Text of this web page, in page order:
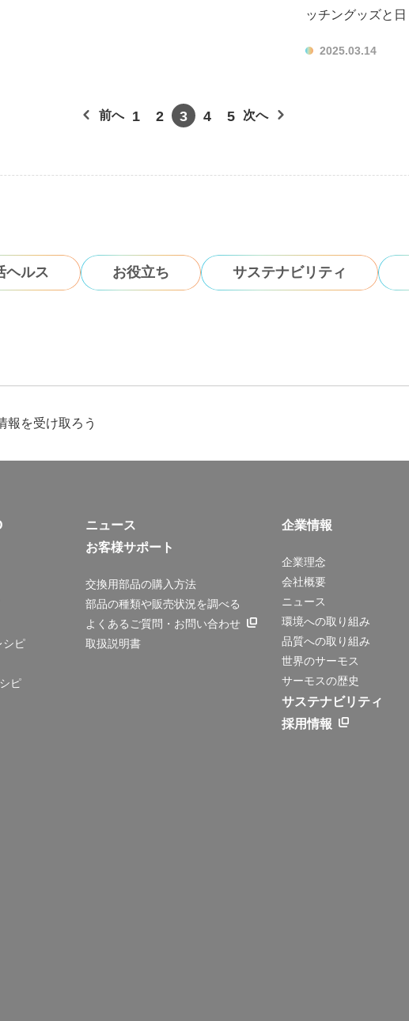
ッチングッズと
2025.03.14
前へ 1 2 3 4 5 次へ
ヘルス お役立ち サステナビリティ
報を受け取ろう
シピ
ピ
ニュース
お客様サポート
交換用部品の購入方法
部品の種類や販売状況を調べる
よくあるご質問・お問い合わせ
取扱説明書
企業情報
企業理念
会社概要
ニュース
環境への取り組み
品質への取り組み
世界のサーモス
サーモスの歴史
サステナビリティ
採用情報